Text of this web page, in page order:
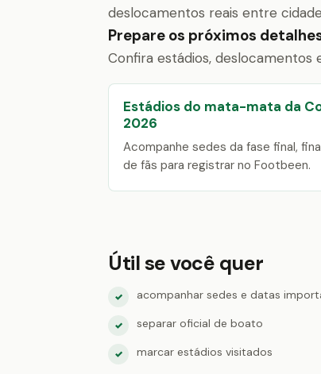
deslocamentos reais entre
Prepare os próximos
Confira estádios, deslocamentos
Estádios do mata-mata da
2026
Acompanhe sedes da fase final,
de fãs para registrar no Footbeen.
Útil se você quer
✓ acompanhar sedes e datas
✓ separar oficial de boato
✓ marcar estádios visitados